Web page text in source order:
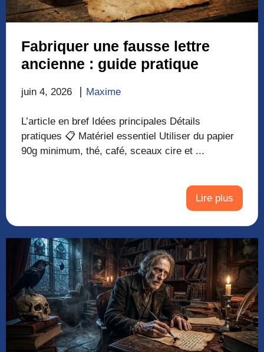
Fabriquer une fausse lettre
ancienne : guide pratique
juin 4, 2026 Maxime
L’article en bref Idées principales Détails
pratiques 📋 Matériel essentiel Utiliser du papier
90g minimum, thé, café, sceaux cire et ...
Lire plus